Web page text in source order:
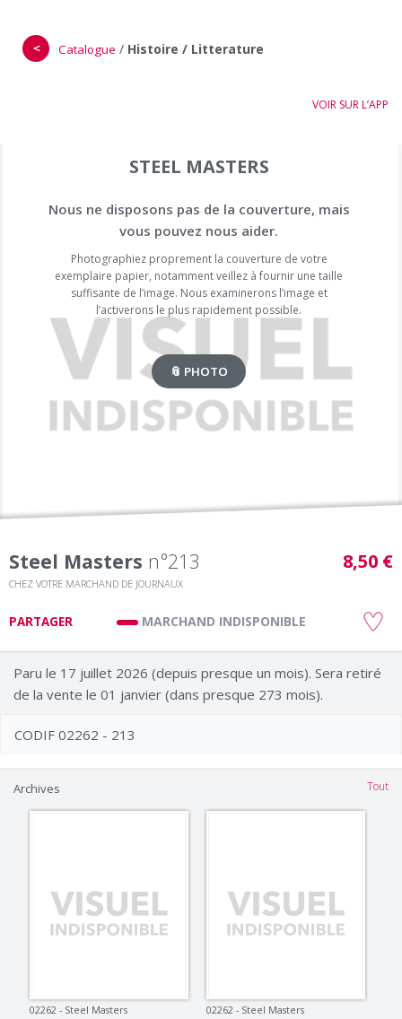
＜ Catalogue / Histoire / Litterature
VOIR SUR L’APP
STEEL MASTERS
Nous ne disposons pas de la couverture, mais
vous pouvez nous aider.
Photographiez proprement la couverture de votre
exemplaire papier, notamment veillez à fournir une taille
suffisante de l’image. Nous examinerons l’image et
l’activerons le plus rapidement possible.
📎 PHOTO
Steel Masters n°213
CHEZ VOTRE MARCHAND DE JOURNAUX
8,50 €
PARTAGER MARCHAND INDISPONIBLE
Paru le 17 juillet 2026 (depuis presque un mois). Sera retiré
de la vente le 01 janvier (dans presque 273 mois).
CODIF 02262 - 213
Archives Tout
02262 - Steel Masters 02262 - Steel Masters